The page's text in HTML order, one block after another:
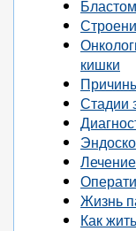
кишки
Стадии
Жизнь
Как